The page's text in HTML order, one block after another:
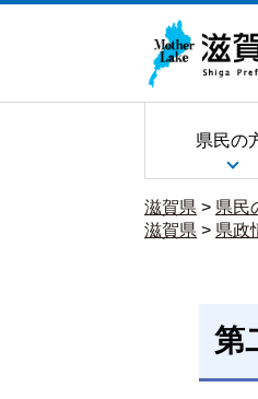
県民の
滋賀県 > 県民
滋賀県 > 県政
第